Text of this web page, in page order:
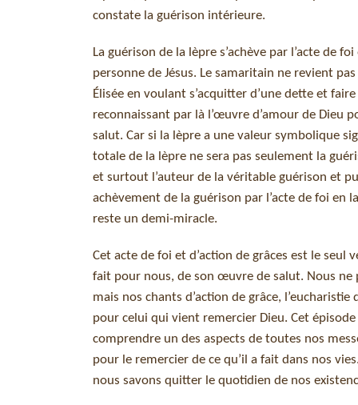
constate la guérison intérieure.
La guérison de la lèpre s’achève par l’acte de
personne de Jésus. Le samaritain ne revient
Élisée en voulant s’acquitter d’une dette et
reconnaissant par là l’œuvre d’amour de Dieu
salut. Car si la lèpre a une valeur symbolique
totale de la lèpre ne sera pas seulement la
et surtout l’auteur de la véritable guérison et
achèvement de la guérison par l’acte de foi en
reste un demi-miracle.
Cet acte de foi et d’action de grâces est le
fait pour nous, de son œuvre de salut. Nous
mais nos chants d’action de grâce,
pour celui qui vient remercier Dieu. Cet
comprendre un des aspects de toutes nos
pour le remercier de ce qu’il a fait dans nos
nous savons quitter le quotidien de nos